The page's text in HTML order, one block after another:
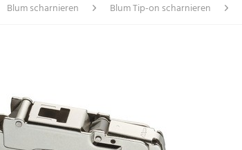
Blum scharnieren Blum Tip-on scharnieren